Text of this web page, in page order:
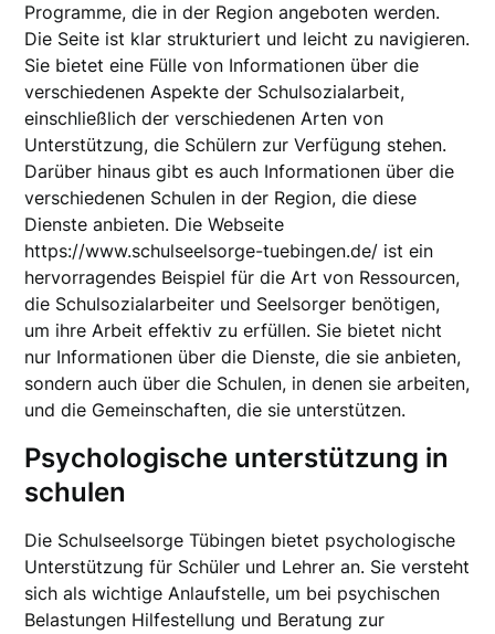
Programme, die in der Region angeboten werden.
Die Seite ist klar strukturiert und leicht zu navigieren.
Sie bietet eine Fülle von Informationen über die
verschiedenen Aspekte der Schulsozialarbeit,
einschließlich der verschiedenen Arten von
Unterstützung, die Schülern zur Verfügung stehen.
Darüber hinaus gibt es auch Informationen über die
verschiedenen Schulen in der Region, die diese
Dienste anbieten. Die Webseite
https://www.schulseelsorge-tuebingen.de/ ist ein
hervorragendes Beispiel für die Art von Ressourcen,
die Schulsozialarbeiter und Seelsorger benötigen,
um ihre Arbeit effektiv zu erfüllen. Sie bietet nicht
nur Informationen über die Dienste, die sie anbieten,
sondern auch über die Schulen, in denen sie arbeiten,
und die Gemeinschaften, die sie unterstützen.
Psychologische unterstützung in
schulen
Die Schulseelsorge Tübingen bietet psychologische
Unterstützung für Schüler und Lehrer an. Sie versteht
sich als wichtige Anlaufstelle, um bei psychischen
Belastungen Hilfestellung und Beratung zur